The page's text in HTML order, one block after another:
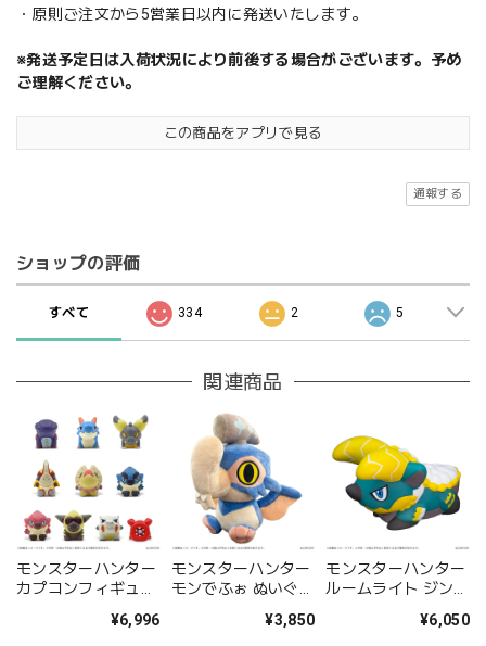
・原則ご注文から5営業日以内に発送いたします。
※発送予定日は入荷状況により前後する場合がございます。予め
ご理解ください。
この商品をアプリで見る
通報する
ショップの評価
すべて 334 2 5
関連商品
モンスターハンター
カプコンフィギュア
パペット Vol.2 BOX
¥6,996
モンスターハンター
モンでふぉ ぬいぐる
¥3,850
モンスターハンター
ルームライト ジンオ
¥6,050